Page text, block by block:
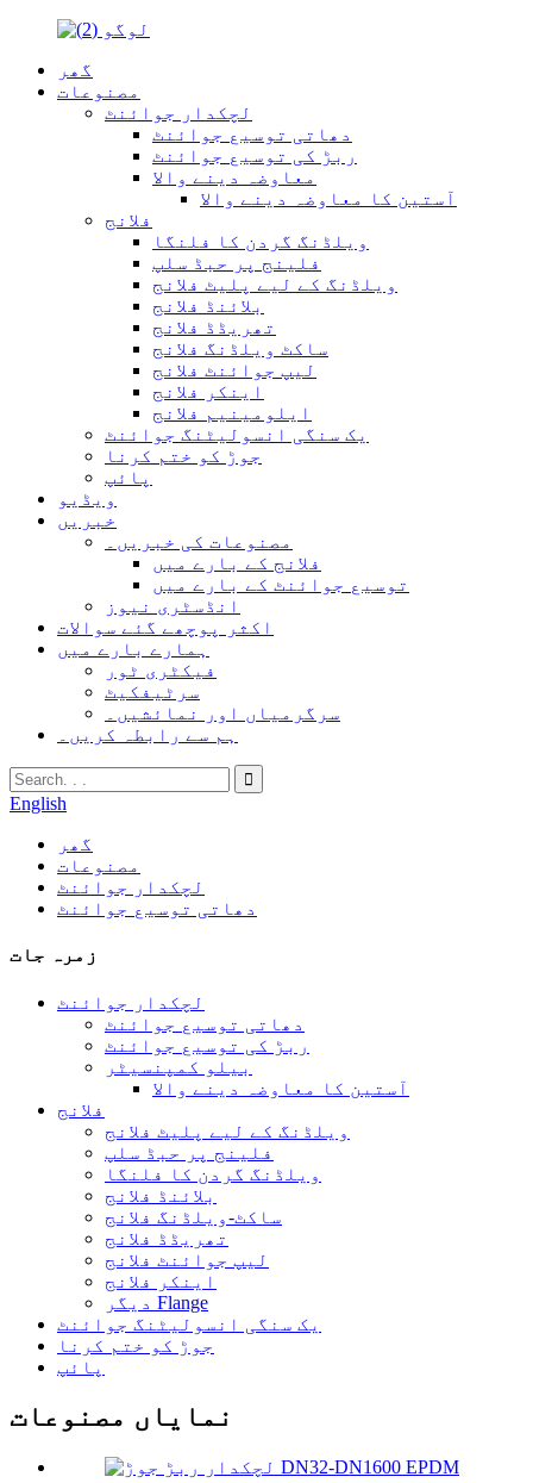
گھر
مصنوعات
لچکدار جوائنٹ
دھاتی توسیع جوائنٹ
ربڑ کی توسیع جوائنٹ
معاوضہ دینے والا
آستین کا معاوضہ دینے والا
فلانج
ویلڈنگ گردن کا فلنگا
فلینج پر حبڈ سلپ
ویلڈنگ کے لیے پلیٹ فلانج
بلائنڈ فلانج
تھریڈڈ فلانج
ساکٹ ویلڈنگ فلانج
لیپ جوائنٹ فلانج
اینکر فلانج
ایلومینیم فلانج
یک سنگی انسولیٹنگ جوائنٹ
جوڑ کو ختم کرنا
پائپ
ویڈیو
خبریں
مصنوعات کی خبریں۔
فلانج کے بارے میں
توسیع جوائنٹ کے بارے میں
انڈسٹری نیوز
اکثر پوچھے گئے سوالات
ہمارے بارے میں
فیکٹری ٹور
سرٹیفکیٹ
سرگرمیاں اور نمائشیں۔
ہم سے رابطہ کریں۔
English
گھر
مصنوعات
لچکدار جوائنٹ
دھاتی توسیع جوائنٹ
زمرہ جات
لچکدار جوائنٹ
دھاتی توسیع جوائنٹ
ربڑ کی توسیع جوائنٹ
بیلو کمپنسیٹر
آستین کا معاوضہ دینے والا
فلانج
ویلڈنگ کے لیے پلیٹ فلانج
فلینج پر حبڈ سلپ
ویلڈنگ گردن کا فلنگا
بلائنڈ فلانج
ساکٹ-ویلڈنگ فلانج
تھریڈڈ فلانج
لیپ جوائنٹ فلانج
اینکر فلانج
دیگر Flange
یک سنگی انسولیٹنگ جوائنٹ
جوڑ کو ختم کرنا
پائپ
نمایاں مصنوعات